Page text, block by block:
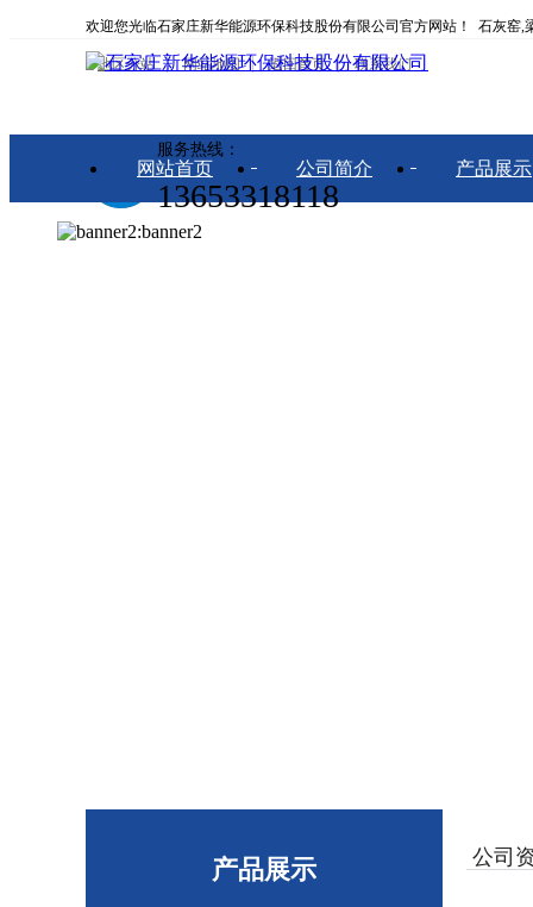
欢迎您光临石家庄新华能源环保科技股份有限公司官方网站！ 石灰窑,
地区分站 网站地图 返回首页 联系我们
服务热线：
13653318118
网站首页 公司简介 产品展示
产品展示 公司